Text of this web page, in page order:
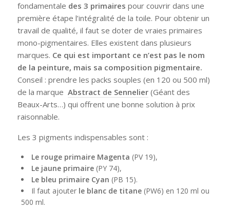
fondamentale des 3 primaires pour couvrir dans une
première étape l’intégralité de la toile. Pour obtenir un
travail de qualité, il faut se doter de vraies primaires
mono-pigmentaires. Elles existent dans plusieurs
marques. Ce qui est important ce n’est pas le nom
de la peinture, mais sa composition pigmentaire.
Conseil : prendre les packs souples (en 120 ou 500 ml)
de la marque Abstract de Sennelier(Géant des
Beaux-Arts…) qui offrent une bonne solution à prix
raisonnable.
Les 3 pigments indispensables sont :
Le rouge primaire Magenta (PV 19),
Le jaune primaire(PY 74),
Le bleu primaire Cyan (PB 15).
Il faut ajouter le blanc de titane(PW6) en 120 ml ou
500 ml.